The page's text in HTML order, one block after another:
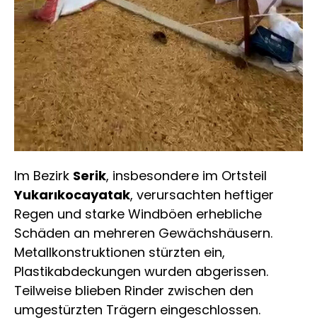
Im Bezirk Serik, insbesondere im Ortsteil
Yukarıkocayatak, verursachten heftiger
Regen und starke Windböen erhebliche
Schäden an mehreren Gewächshäusern.
Metallkonstruktionen stürzten ein,
Plastikabdeckungen wurden abgerissen.
Teilweise blieben Rinder zwischen den
umgestürzten Trägern eingeschlossen.